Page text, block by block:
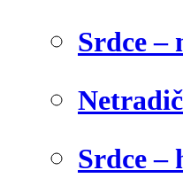
Srdce –
Srdce –